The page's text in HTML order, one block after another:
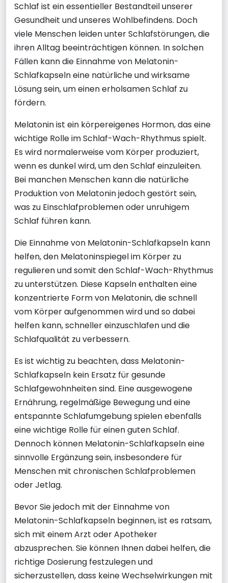
Schlaf ist ein essentieller Bestandteil unserer
Gesundheit und unseres Wohlbefindens. Doch
viele Menschen leiden unter Schlafstörungen, die
ihren Alltag beeinträchtigen können. In solchen
Fällen kann die Einnahme von Melatonin-
Schlafkapseln eine natürliche und wirksame
Lösung sein, um einen erholsamen Schlaf zu
fördern.
Melatonin ist ein körpereigenes Hormon, das eine
wichtige Rolle im Schlaf-Wach-Rhythmus spielt.
Es wird normalerweise vom Körper produziert,
wenn es dunkel wird, um den Schlaf einzuleiten.
Bei manchen Menschen kann die natürliche
Produktion von Melatonin jedoch gestört sein,
was zu Einschlafproblemen oder unruhigem
Schlaf führen kann.
Die Einnahme von Melatonin-Schlafkapseln kann
helfen, den Melatoninspiegel im Körper zu
regulieren und somit den Schlaf-Wach-Rhythmus
zu unterstützen. Diese Kapseln enthalten eine
konzentrierte Form von Melatonin, die schnell
vom Körper aufgenommen wird und so dabei
helfen kann, schneller einzuschlafen und die
Schlafqualität zu verbessern.
Es ist wichtig zu beachten, dass Melatonin-
Schlafkapseln kein Ersatz für gesunde
Schlafgewohnheiten sind. Eine ausgewogene
Ernährung, regelmäßige Bewegung und eine
entspannte Schlafumgebung spielen ebenfalls
eine wichtige Rolle für einen guten Schlaf.
Dennoch können Melatonin-Schlafkapseln eine
sinnvolle Ergänzung sein, insbesondere für
Menschen mit chronischen Schlafproblemen
oder Jetlag.
Bevor Sie jedoch mit der Einnahme von
Melatonin-Schlafkapseln beginnen, ist es ratsam,
sich mit einem Arzt oder Apotheker
abzusprechen. Sie können Ihnen dabei helfen, die
richtige Dosierung festzulegen und
sicherzustellen, dass keine Wechselwirkungen mit